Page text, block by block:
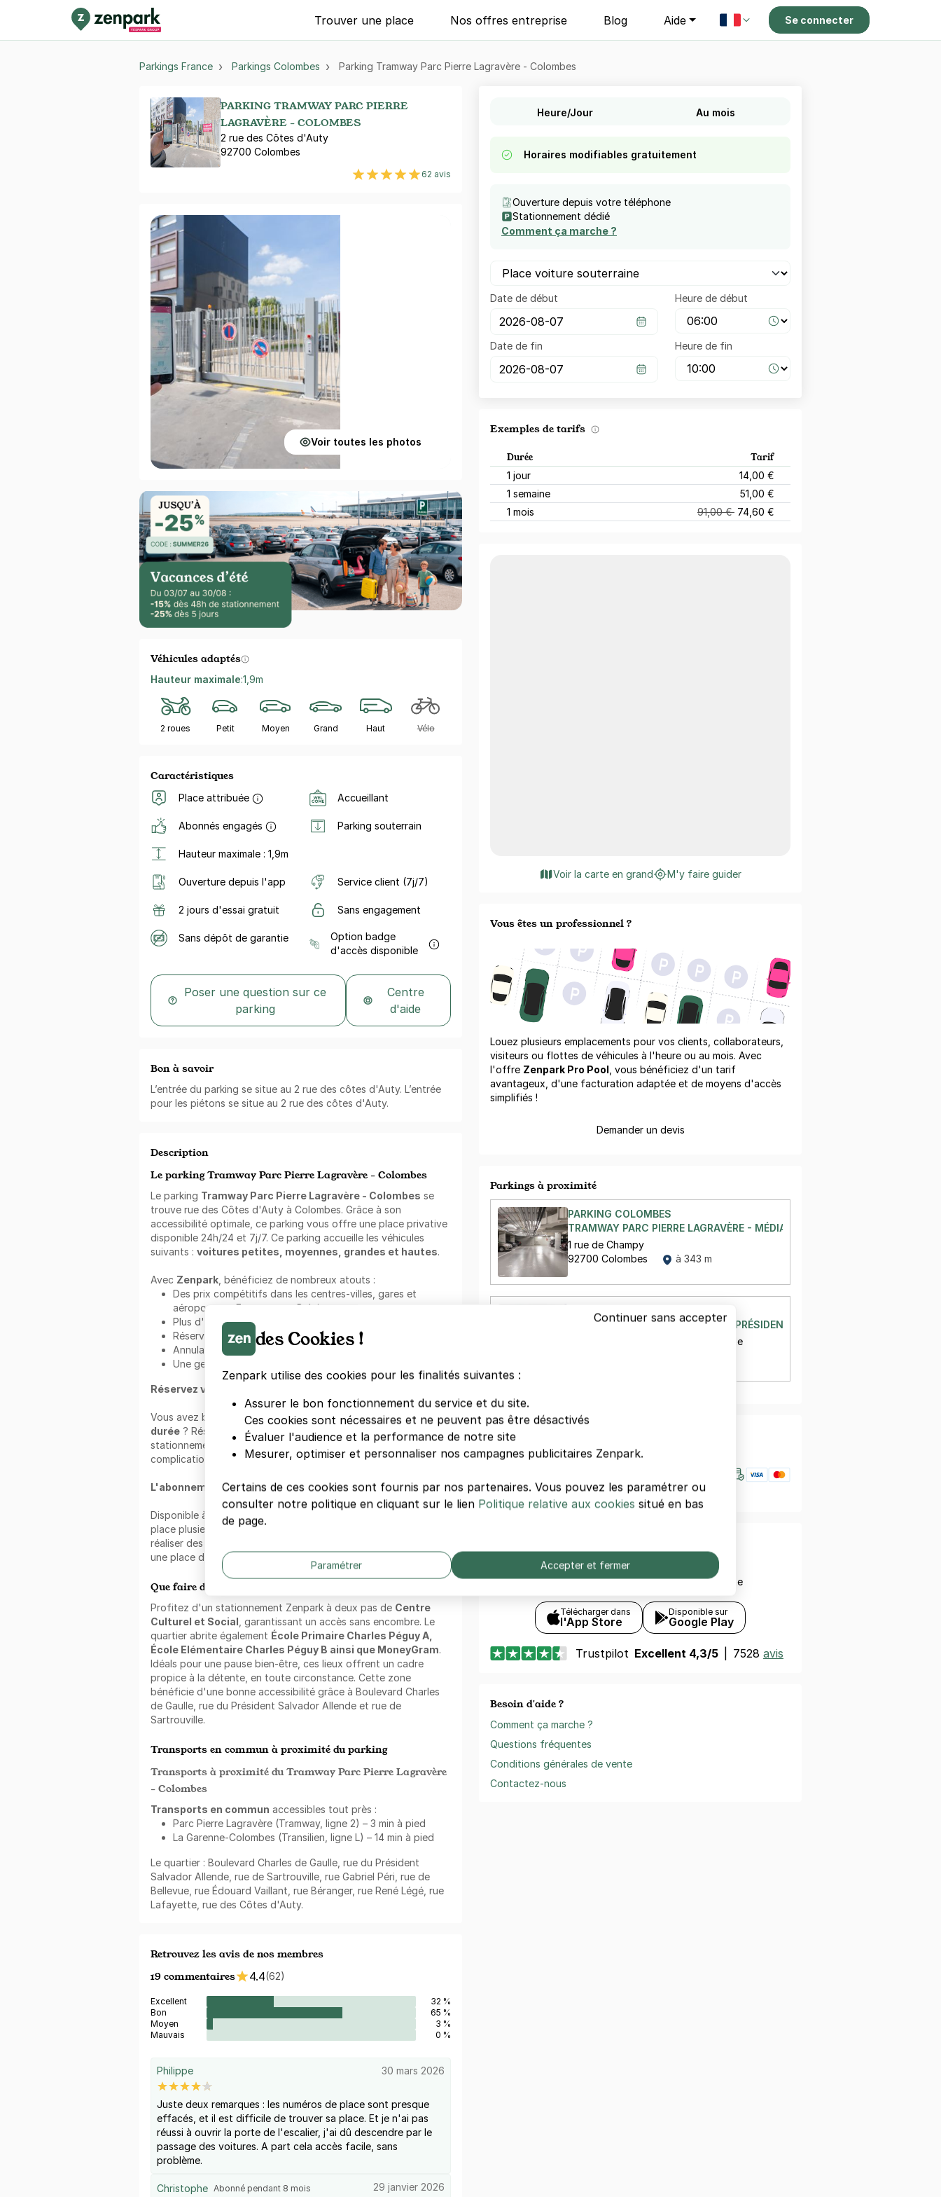
Trouver une place Nos offres entreprise Blog Aide Se connecter
Parkings France Parkings Colombes Parking Tramway Parc Pierre Lagravère - Colombes
PARKING TRAMWAY PARC PIERRE
LAGRAVÈRE - COLOMBES
2 rue des Côtes d'Auty
92700 Colombes
62 avis
Voir toutes les photos
Véhicules adaptés
Hauteur maximale:1,9m
2 roues Petit Moyen Grand Haut Vélo
Caractéristiques
Place attribuée Accueillant
Abonnés engagés Parking souterrain
Hauteur maximale : 1,9m
Ouverture depuis l'app Service client (7j/7)
2 jours d'essai gratuit Sans engagement
Sans dépôt de garantie
Option badge
d'accès disponible
Poser une question sur ce
parking
Centre
d'aide
Bon à savoir
L’entrée du parking se situe au 2 rue des côtes d'Auty. L’entrée
pour les piétons se situe au 2 rue des côtes d'Auty.
Description
Le parking Tramway Parc Pierre Lagravère - Colombes
Le parking Tramway Parc Pierre Lagravère - Colombes se
trouve rue des Côtes d'Auty à Colombes. Grâce à son
accessibilité optimale, ce parking vous offre une place privative
disponible 24h/24 et 7j/7. Ce parking accueille les véhicules
suivants : voitures petites, moyennes, grandes et hautes.
Avec Zenpark , bénéficiez de nombreux atouts :
Des prix compétitifs dans les centres-villes, gares et
aéroports en France et en Belgique ;
Plus d'un million de membres ;
Réservez sans aucun frais supplémentaire ;
Annulation sans frais ;
Une gestion fluide et intuitive grâce à l'application mobile.
Réservez votre place avec Zenpark :
Vous avez besoin de vous garer dans le coin pour une courte
durée ? Réserver avec Zenpark, c'est dire adieu aux galères de
stationnement. Un parking accessible en un clic, sans
complication.
L'abonnement au mois Zenpark :
Disponible à l' abonnement mensuel
place plusieurs mois d'affilée. Cette formule vous permettra de
réaliser des économies et de ne plus vous soucier de trouver
une place disponible dans le quartier !
Que faire dans les alentours ?
Profitez d'un stationnement Zenpark à deux pas de Centre
Culturel et Social , garantissant un accès sans encombre. Le
quartier abrite également École Primaire Charles Péguy A,
École Elémentaire Charles Péguy B ainsi que MoneyGram.
Idéals pour une pause bien-être, ces lieux offrent un cadre
propice à la détente, en toute circonstance. Cette zone
bénéficie d'une bonne accessibilité grâce à Boulevard Charles
de Gaulle, rue du Président Salvador Allende et rue de
Sartrouville.
Transports en commun à proximité du parking
Transports à proximité du Tramway Parc Pierre Lagravère
- Colombes
Transports en commun accessibles tout près :
Parc Pierre Lagravère (Tramway, ligne 2) – 3 min à pied
La Garenne-Colombes (Transilien, ligne L) – 14 min à pied
Le quartier : Boulevard Charles de Gaulle, rue du Président
Salvador Allende, rue de Sartrouville, rue Gabriel Péri, rue de
Bellevue, rue Édouard Vaillant, rue Béranger, rue René Légé, rue
Lafayette, rue des Côtes d'Auty.
Retrouvez les avis de nos membres
19 commentaires
4.4(62)
Excellent
32 %
Bon
65 %
Moyen
3 %
Mauvais
0 %
Philippe 30 mars 2026
Juste deux remarques : les numéros de place sont presque
effacés, et il est difficile de trouver sa place. Et je n'ai pas
réussi à ouvrir la porte de l'escalier, j'ai dû descendre par le
passage des voitures. A part cela accès facile, sans
problème.
Christophe Abonné pendant 8 mois 29 janvier 2026
Au mois
Heure/Jour
Horaires modifiables gratuitement
Ouverture depuis votre téléphone
Stationnement dédié
Comment ça marche ?
Date de début Heure de début
Date de fin Heure de fin
Exemples de tarifs
Durée
Tarif
1 jour
14,00 €
1 semaine
51,00 €
1 mois
91,00 € 74,60 €
Voir la carte en grand M'y faire guider
Vous êtes un professionnel ?
Louez plusieurs emplacements pour vos clients, collaborateurs,
visiteurs ou flottes de véhicules à l'heure ou au mois. Avec
l'offre Zenpark Pro Pool , vous bénéficiez d'un tarif
avantageux, d'une facturation adaptée et de moyens d'accès
simplifiés !
Demander un devis
Parkings à proximité
PARKING COLOMBES
TRAMWAY PARC PIERRE LAGRAVÈRE - MÉDIATHÈQUE DE LA MARINE - RUE
1 rue de Champy
92700 Colombes
à 343 m
PARKING COLOMBES
STADE CHARLES PÉGUY - RUE DU PRÉSIDENT SALVADOR ALLENDE -
215 rue du Président Salvador Allende
Votre paiement en toute confiance
Paiement sécurisé
Annulation gratuite
(Sous conditions)
Téléchargement gratuit
Réservez, payez et ouvrez avec votre smartphone
Télécharger dans
l'App Store
Disponible sur
Google Play
Trustpilot Excellent 4,3/5 7528 avis
Besoin d'aide ?
Comment ça marche ?
Questions fréquentes
Conditions générales de vente
Contactez-nous
Continuer sans accepter
des Cookies !
Zenpark utilise des cookies pour les finalités suivantes :
Assurer le bon fonctionnement du service et du site.
Ces cookies sont nécessaires et ne peuvent pas être désactivés
Évaluer l'audience et la performance de notre site
Mesurer, optimiser et personnaliser nos campagnes publicitaires Zenpark.
Certains de ces cookies sont fournis par nos partenaires. Vous pouvez les paramétrer ou
consulter notre politique en cliquant sur le lien Politique relative aux cookies situé en bas
de page.
Paramétrer Accepter et fermer